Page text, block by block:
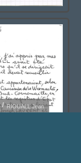
RIOUALL Jean